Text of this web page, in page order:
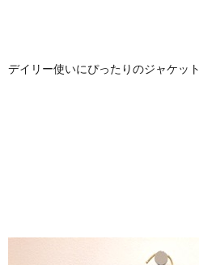
デイリー使いにぴったりのジャケット